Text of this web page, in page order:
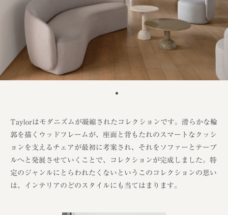
Taylorはモダニズムが凝縮されたコレクションです。滑らかな輪
郭を描くウッドフレームが、座面と背もたれのスマートなクッシ
ョンを支えるチェアが最初に考案され、それをソファーとテーブ
ルへと発展させていくことで、コレクションが完成しました。特
定のジャンルにとらわれたくないというこのコレクションの思い
は、インテリアのどのスタイルにも当てはまります。